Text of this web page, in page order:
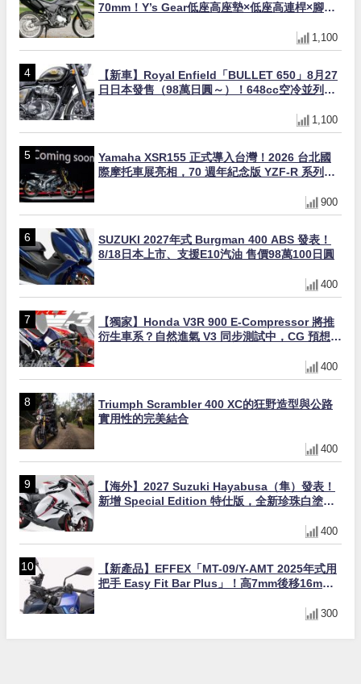
70mm！Y’s Gear低座高座墊×低座高連桿×腳踏
1,100
【新車】Royal Enfield「BULLET 650」8月27
日日本發售（98萬日圓～）！648cc空冷並列雙
1,100
Yamaha XSR155 正式導入台灣！2026 台北國
際摩托車展亮相，70 週年紀念版 YZF-R 系列限
900
SUZUKI 2027年式 Burgman 400 ABS 發表！
8/18日本上市、支援E10汽油 售價98萬100日圓
400
【獨家】Honda V3R 900 E-Compressor 將推
衍生車系？自然進氣 V3 同步測試中，CG 預想曝
400
Triumph Scrambler 400 XC的狂野造型與公路
實用性的完美結合
400
【海外】2027 Suzuki Hayabusa（隼）發表！
新增 Special Edition 特仕版，全新珍珠白塗裝
400
【新產品】EFFEX「MT-09/Y-AMT 2025年式用
把手 Easy Fit Bar Plus」！高7mm後移16mm
300